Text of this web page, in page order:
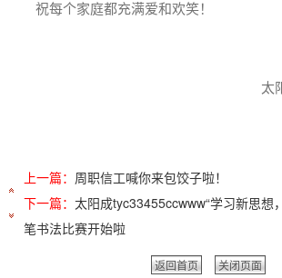
祝每个家庭都充满爱和欢笑！
太
上一篇： 周职信工喊你来包饺子啦！
下一篇： 太阳成tyc33455ccwww“学习新思想
笔书法比赛开始啦
返回首页 关闭页面